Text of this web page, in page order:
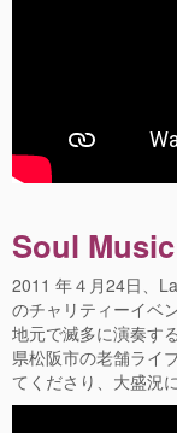
Soul
2011 年４月24日、
のチャリティーイベン
地元で滅多に演奏す
県松阪市の老舗ライ
てくださり、大盛況